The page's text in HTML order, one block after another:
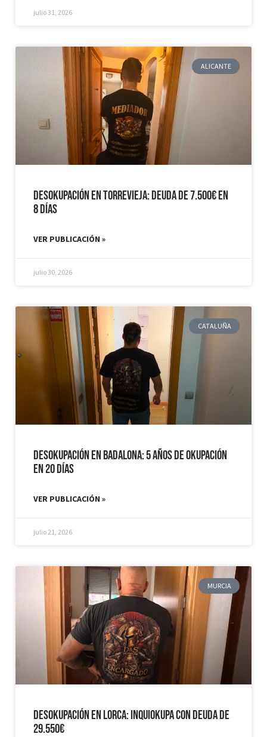
julio 31, 2026
ALICANTE
Desokupación en Torrevieja: Deuda de 7.500€ en
8 días
VER PUBLICACIÓN »
julio 30, 2026
CATALUÑA
Desokupación en Badalona: 5 años de Okupación
en 20 días
VER PUBLICACIÓN »
julio 21, 2026
MURCIA
Desokupación en Lorca: Inquiokupa con Deuda de
29.550€